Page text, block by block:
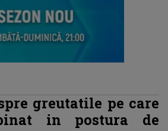
greutatile pe care
in postura de